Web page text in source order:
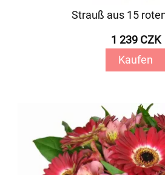
Strauß aus 15
1 239 CZK
Kaufen